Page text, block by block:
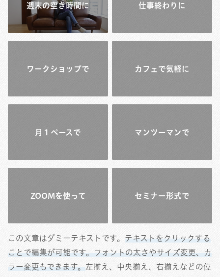
週末の空き時間に 仕事終わりに
ワークショップで カフェで気軽に
月１ペースで マンツーマンで
ZOOMを使って セミナー形式で
この文章はダミーテキストです。 テキストをクリックする
ことで編集が可能です。フォントの太さやサイズ変更、カ
ラー変更もできます。左揃え、中央揃え、右揃えなどの位